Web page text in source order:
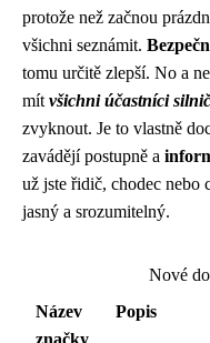
protože než začnou
všichni seznámit.
tomu určitě zlepší. No a
mít všichni účastníci
zvyknout. Je to vlastně
zavádějí postupně a
už jste řidič, chodec nebo
jasný a srozumitelný.
Nové
Název
značky
Popis